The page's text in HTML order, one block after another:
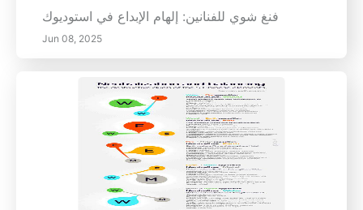
فنغ شوي للفنانين: إلهام الإبداع في استوديوك
Jun 08, 2025